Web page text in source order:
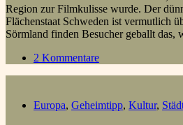
Region zur Filmkulisse wurde. Der
Flächenstaat Schweden ist vermutlich
Sörmland finden Besucher geballt
2 Kommentare
Europa, Geheimtipp, Kultur,